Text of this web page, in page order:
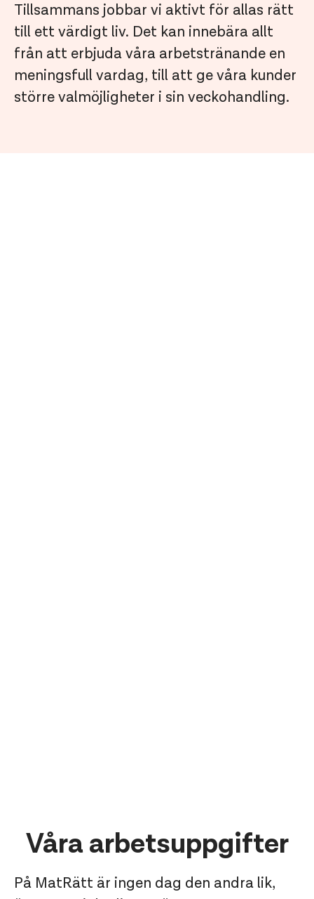
Tillsammans jobbar vi aktivt för allas rätt
till ett värdigt liv. Det kan innebära allt
från att erbjuda våra arbetstränande en
meningsfull vardag, till att ge våra kunder
större valmöjligheter i sin veckohandling.
Våra arbetsuppgifter
På MatRätt är ingen dag den andra lik,